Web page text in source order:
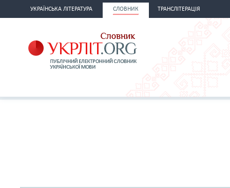
УКРАЇНСЬКА ЛІТЕРАТУРА СЛОВНИК ТРАНСЛІТЕРАЦІЯ